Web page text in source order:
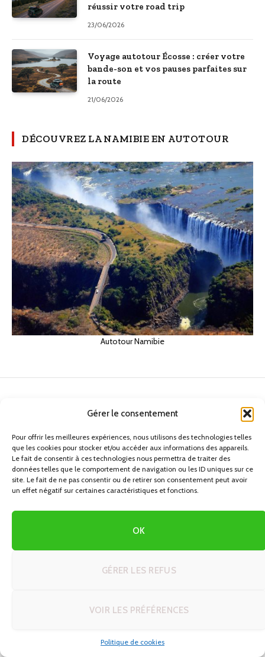
Gérer le consentement
Pour offrir les meilleures expériences, nous utilisons des technologies telles
que les cookies pour stocker et/ou accéder aux informations des appareils.
Le fait de consentir à ces technologies nous permettra de traiter des
données telles que le comportement de navigation ou les ID uniques sur ce
site. Le fait de ne pas consentir ou de retirer son consentement peut avoir
un effet négatif sur certaines caractéristiques et fonctions.
OK
GÉRER LES REFUS
VOIR LES PRÉFÉRENCES
Politique de cookies
réussir votre road trip
23/06/2026
Voyage autotour Écosse : créer votre
bande-son et vos pauses parfaites sur
la route
21/06/2026
DÉCOUVREZ LA NAMIBIE EN AUTOTOUR
Autotour Namibie
EUROPE
Les Canaries en autotour :
Tenerife, Grande Canarie et
Lanzarote
vivez une expérience inoubliable. Tenerife, Grande